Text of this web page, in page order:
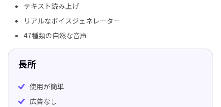
テキスト読み上げ
リアルなボイスジェネレーター
47種類の自然な音声
長所
使用が簡単
広告なし